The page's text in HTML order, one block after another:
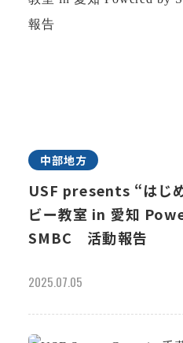
中部地方
USF presents “はじ
ビー教室 in 愛知
SMBC 活動報告
2025.07.05